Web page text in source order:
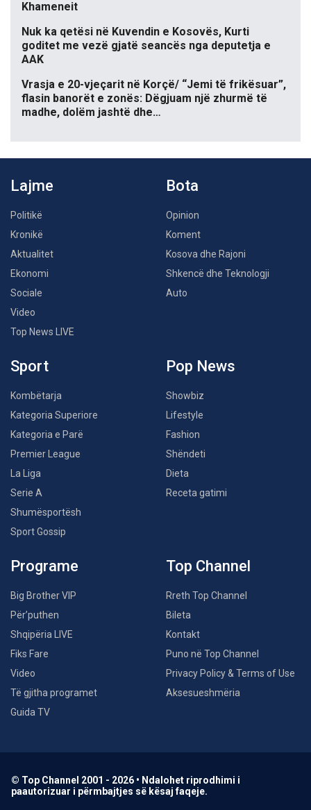
Khameneit
Nuk ka qetësi në Kuvendin e Kosovës, Kurti
goditet me vezë gjatë seancës nga deputetja e
AAK
Vrasja e 20-vjeçarit në Korçë/ “Jemi të frikësuar”,
flasin banorët e zonës: Dëgjuam një zhurmë të
madhe, dolëm jashtë dhe…
Lajme
Politikë
Kronikë
Aktualitet
Ekonomi
Sociale
Video
Top News LIVE
Bota
Opinion
Koment
Kosova dhe Rajoni
Shkencë dhe Teknologji
Auto
Sport
Kombëtarja
Kategoria Superiore
Kategoria e Parë
Premier League
La Liga
Serie A
Shumësportësh
Sport Gossip
Pop News
Showbiz
Lifestyle
Fashion
Shëndeti
Dieta
Receta gatimi
Programe
Big Brother VIP
Për’puthen
Shqipëria LIVE
Fiks Fare
Video
Të gjitha programet
Guida TV
Top Channel
Rreth Top Channel
Bileta
Kontakt
Puno në Top Channel
Privacy Policy & Terms of Use
Aksesueshmëria
© Top Channel 2001 - 2026 • Ndalohet riprodhimi i
paautorizuar i përmbajtjes së kësaj faqeje.